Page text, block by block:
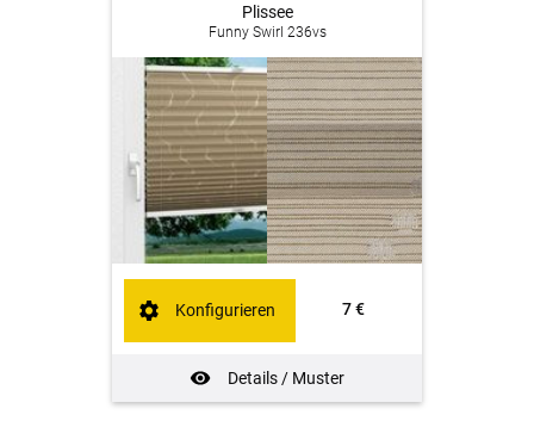
Plissee
Funny Swirl 236vs
7 €
Details / Muster
Konfigurieren